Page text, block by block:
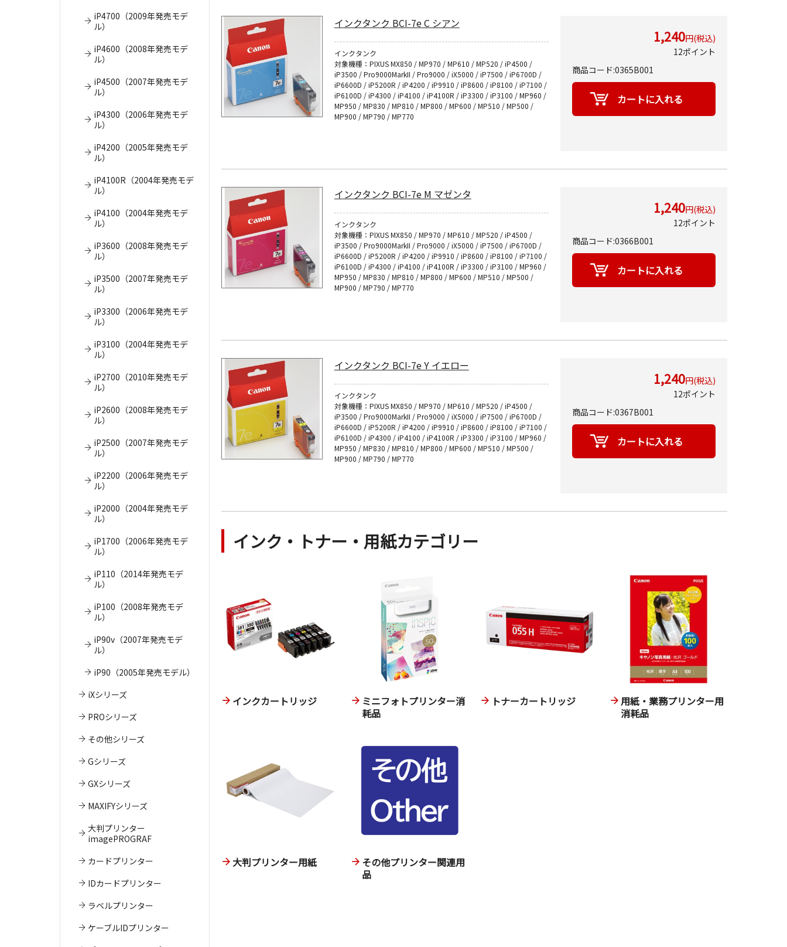
iP4700（2009年発売モデ
ル）
iP4600（2008年発売モデ
ル）
iP4500（2007年発売モデ
ル）
iP4300（2006年発売モデ
ル）
iP4200（2005年発売モデ
ル）
iP4100R（2004年発売モデ
ル）
iP4100（2004年発売モデ
ル）
iP3600（2008年発売モデ
ル）
iP3500（2007年発売モデ
ル）
iP3300（2006年発売モデ
ル）
iP3100（2004年発売モデ
ル）
iP2700（2010年発売モデ
ル）
iP2600（2008年発売モデ
ル）
iP2500（2007年発売モデ
ル）
iP2200（2006年発売モデ
ル）
iP2000（2004年発売モデ
ル）
iP1700（2006年発売モデ
ル）
iP110（2014年発売モデ
ル）
iP100（2008年発売モデ
ル）
iP90v（2007年発売モデ
ル）
iP90（2005年発売モデル）
iXシリーズ
PROシリーズ
その他シリーズ
Gシリーズ
GXシリーズ
MAXIFYシリーズ
大判プリンター
imagePROGRAF
カードプリンター
IDカードプリンター
ラベルプリンター
ケーブルIDプリンター
インクタンク BCI-7e C シアン
インクタンク
対象機種：PIXUS MX850 / MP970 / MP610 / MP520 / iP4500 /
iP3500 / Pro9000MarkII / Pro9000 / iX5000 / iP7500 / iP6700D /
iP6600D / iP5200R / iP4200 / iP9910 / iP8600 / iP8100 / iP7100 /
iP6100D / iP4300 / iP4100 / iP4100R / iP3300 / iP3100 / MP960 /
MP950 / MP830 / MP810 / MP800 / MP600 / MP510 / MP500 /
MP900 / MP790 / MP770
1,240円(税込)
12ポイント
商品コード:0365B001
インクタンク BCI-7e M マゼンタ
インクタンク
対象機種：PIXUS MX850 / MP970 / MP610 / MP520 / iP4500 /
iP3500 / Pro9000MarkII / Pro9000 / iX5000 / iP7500 / iP6700D /
iP6600D / iP5200R / iP4200 / iP9910 / iP8600 / iP8100 / iP7100 /
iP6100D / iP4300 / iP4100 / iP4100R / iP3300 / iP3100 / MP960 /
MP950 / MP830 / MP810 / MP800 / MP600 / MP510 / MP500 /
MP900 / MP790 / MP770
1,240円(税込)
12ポイント
商品コード:0366B001
インクタンク BCI-7e Y イエロー
インクタンク
対象機種：PIXUS MX850 / MP970 / MP610 / MP520 / iP4500 /
iP3500 / Pro9000MarkII / Pro9000 / iX5000 / iP7500 / iP6700D /
iP6600D / iP5200R / iP4200 / iP9910 / iP8600 / iP8100 / iP7100 /
iP6100D / iP4300 / iP4100 / iP4100R / iP3300 / iP3100 / MP960 /
MP950 / MP830 / MP810 / MP800 / MP600 / MP510 / MP500 /
MP900 / MP790 / MP770
1,240円(税込)
12ポイント
商品コード:0367B001
インク・トナー・用紙カテゴリー
インクカートリッジ
ミニフォトプリンター消
耗品
トナーカートリッジ
用紙・業務プリンター用
消耗品
大判プリンター用紙
その他プリンター関連用
品